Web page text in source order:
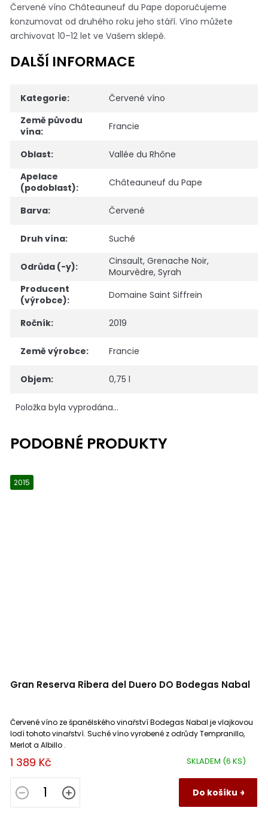
Červené víno Châteauneuf du Pape doporučujeme
konzumovat od druhého roku jeho stáří. Víno můžete
archivovat 10–12 let ve Vašem sklepě.
DALŠÍ INFORMACE
Kategorie:
Červené víno
Země původu
vína: Francie
Oblast:
Vallée du Rhône
Apelace
(podoblast): Châteauneuf du Pape
Barva: Červené
Druh vína: Suché
Odrůda (-y): Cinsault, Grenache Noir,
Mourvèdre, Syrah
Producent
(výrobce): Domaine Saint Siffrein
Ročník: 2019
Země výrobce: Francie
Objem: 0,75 l
Položka byla vyprodána…
2015
Gran Reserva Ribera del Duero DO Bodegas Nabal
SKLADEM (6 KS)
1 389 Kč
Do košíku
Červené víno ze španělského vinařství Bodegas Nabal je vlajkovou
lodí tohoto vinařství. Suché víno vyrobené z odrůdy Tempranillo,
Merlot a Albillo .